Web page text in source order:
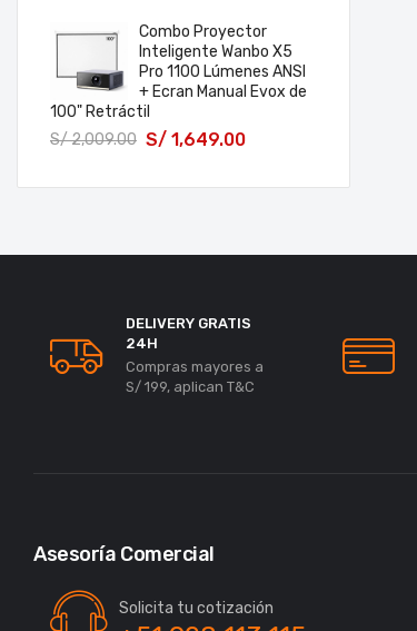
Combo Proyector
Inteligente Wanbo X5
Pro 1100 Lúmenes ANSI
+ Ecran Manual Evox de
100" Retráctil
S/2,009.00 S/ 1,649.00
DELIVERY GRATIS
24H
Compras mayores a
S/ 199, aplican T&C
Asesoría Comercial
Solicita tu cotización